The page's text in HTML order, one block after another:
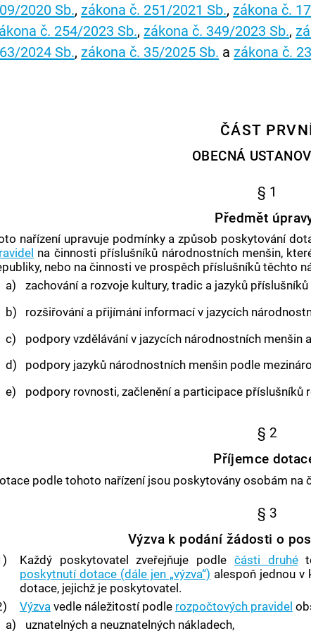
2020 Sb., zákona č. 251/2021 Sb., zákona č.
č. 254/2023 Sb., zákona č. 349/2023 Sb.,
2024 Sb., zákona č. 35/2025 Sb. a zákona č.
ČÁST
OBECNÁ
§ 1
Předmět
nařízení upravuje podmínky a způsob poskytování
na činnosti příslušníků národnostních menšin,
nebo na činnosti ve prospěch příslušníků těchto
a)
zachování a rozvoje kultury, tradic a jazyků
b)
rozšiřování a přijímání informací v jazycích
c)
podpory vzdělávání v jazycích národnostních menšin
d)
podpory jazyků národnostních menšin podle
e)
podpory rovnosti, začlenění a participace příslušníků
§ 2
Příjemce
podle tohoto nařízení jsou poskytovány osobám na
§ 3
Výzva k podání žádosti o
Každý poskytovatel zveřejňuje podle části druhé
poskytnutí dotace (dále jen „výzva“) alespoň jednou v
dotace, jejichž je poskytovatel.
Výzvavedle náležitostí podle rozpočtových pravidel
a)
uznatelných a neuznatelných nákladech,